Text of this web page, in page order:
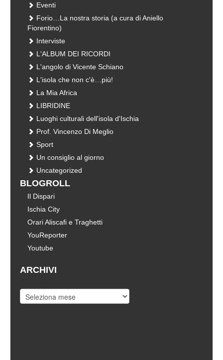
Eventi
Forio…La nostra storia (a cura di Aniello
Fiorentino)
Interviste
L'ALBUM DEI RICORDI
L'angolo di Vicente Schiano
L'isola che non c'è…più!
La Mia Africa
LIBRIDINE
Luoghi culturali dell'isola d'Ischia
Prof. Vincenzo Di Meglio
Sport
Un consiglio al giorno
Uncategorized
BLOGROLL
Il Dispari
Ischia City
Orari Aliscafi e Traghetti
YouReporter
Youtube
ARCHIVI